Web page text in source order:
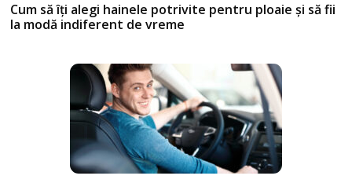
Cum să îți alegi hainele potrivite pentru ploaie și să fii
la modă indiferent de vreme